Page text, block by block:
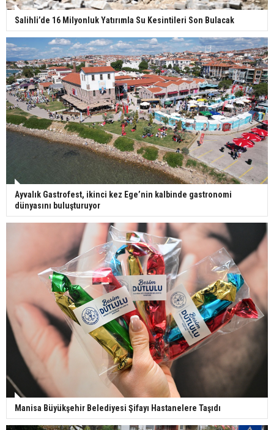
Salihli’de 16 Milyonluk Yatırımla Su Kesintileri Son Bulacak
Ayvalık Gastrofest, ikinci kez Ege’nin kalbinde gastronomi
dünyasını buluşturuyor
Manisa Büyükşehir Belediyesi Şifayı Hastanelere Taşıdı